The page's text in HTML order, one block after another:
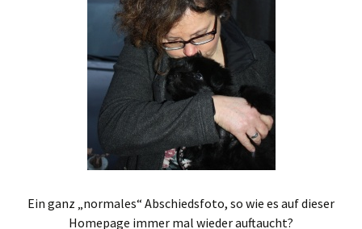
Ein ganz „normales“ Abschiedsfoto, so wie es auf dieser
Homepage immer mal wieder auftaucht?